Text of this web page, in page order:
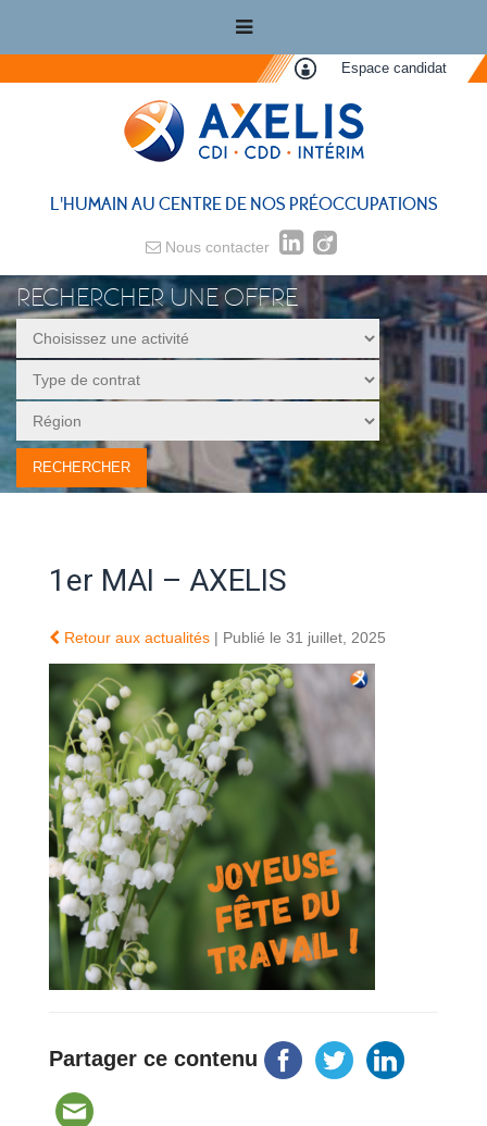
Espace candidat
L'HUMAIN AU CENTRE DE NOS PRÉOCCUPATIONS
Nous contacter
RECHERCHER UNE OFFRE
1er MAI – AXELIS
Retour aux actualités | Publié le 31 juillet, 2025
Partager ce contenu